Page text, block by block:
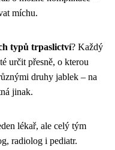
míchu.
typů trpaslictví? Každý
určit přesně, o kterou
druhy jablek – na
jinak.
lékař, ale celý tým
radiolog i pediatr.